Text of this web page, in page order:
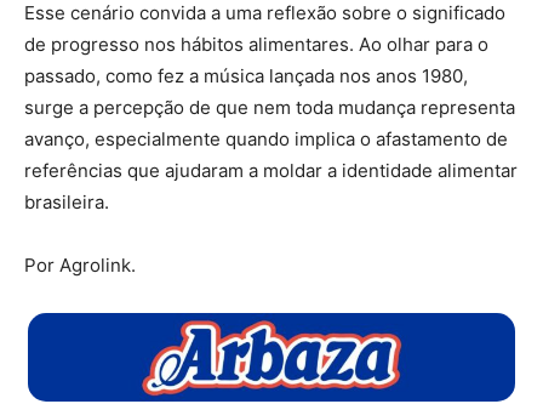
Esse cenário convida a uma reflexão sobre o significado
de progresso nos hábitos alimentares. Ao olhar para o
passado, como fez a música lançada nos anos 1980,
surge a percepção de que nem toda mudança representa
avanço, especialmente quando implica o afastamento de
referências que ajudaram a moldar a identidade alimentar
brasileira.
Por Agrolink.